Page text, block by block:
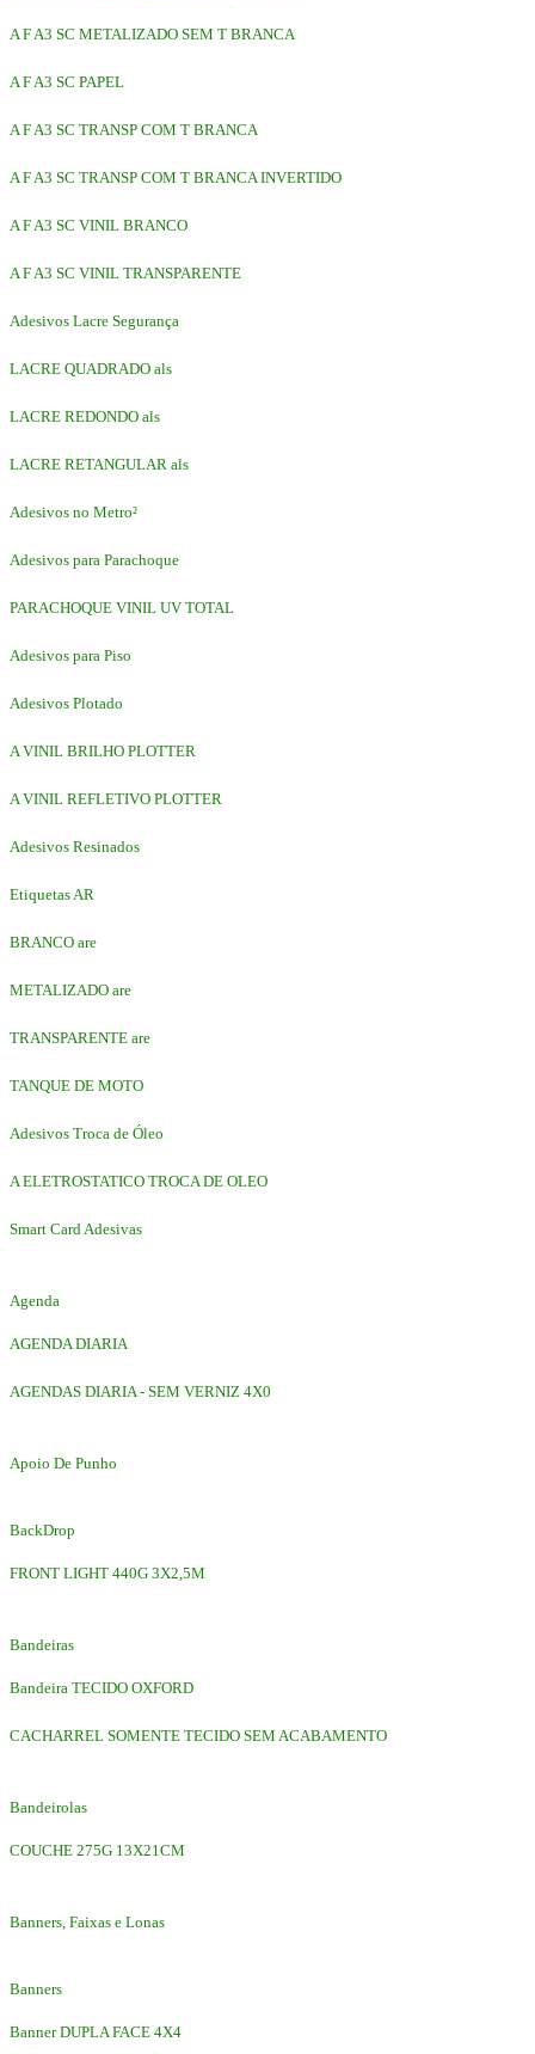
A F A3 SC METALIZADO SEM T BRANCA
A F A3 SC PAPEL
A F A3 SC TRANSP COM T BRANCA
A F A3 SC TRANSP COM T BRANCA INVERTIDO
A F A3 SC VINIL BRANCO
A F A3 SC VINIL TRANSPARENTE
Adesivos Lacre Segurança
LACRE QUADRADO als
LACRE REDONDO als
LACRE RETANGULAR als
Adesivos no Metro²
Adesivos para Parachoque
PARACHOQUE VINIL UV TOTAL
Adesivos para Piso
Adesivos Plotado
A VINIL BRILHO PLOTTER
A VINIL REFLETIVO PLOTTER
Adesivos Resinados
Etiquetas AR
BRANCO are
METALIZADO are
TRANSPARENTE are
TANQUE DE MOTO
Adesivos Troca de Óleo
A ELETROSTATICO TROCA DE OLEO
Smart Card Adesivas
Agenda
AGENDA DIARIA
AGENDAS DIARIA - SEM VERNIZ 4X0
Apoio De Punho
BackDrop
FRONT LIGHT 440G 3X2,5M
Bandeiras
Bandeira TECIDO OXFORD
CACHARREL SOMENTE TECIDO SEM ACABAMENTO
Bandeirolas
COUCHE 275G 13X21CM
Banners, Faixas e Lonas
Banners
Banner DUPLA FACE 4X4